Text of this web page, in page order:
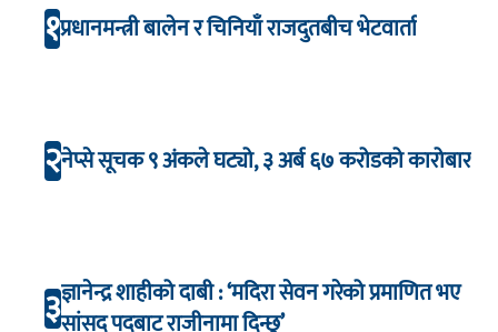
१प्रधानमन्त्री बालेन र चिनियाँ राजदुतबीच भेटवार्ता
२नेप्से सूचक ९ अंकले घट्यो, ३ अर्ब ६७ करोडको कारोबार
३ज्ञानेन्द्र शाहीको दाबी : ‘मदिरा सेवन गरेको प्रमाणित भए
सांसद पदबाट राजीनामा दिन्छु’